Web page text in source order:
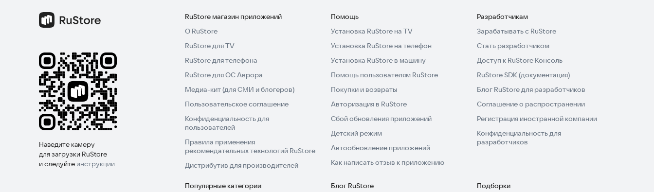
Наведите камеру
для загрузки RuStore
и следуйте инструкции
RuStore магазин приложений
О RuStore
RuStore для TV
RuStore для телефона
RuStore для ОС Аврора
Медиа-кит (для СМИ и блогеров)
Пользовательское соглашение
Конфиденциальность для
пользователей
Правила применения
рекомендательных технологий RuStore
Дистрибутив для производителей
Помощь
Установка RuStore на TV
Установка RuStore на телефон
Установка RuStore в машину
Помощь пользователям RuStore
Покупки и возвраты
Авторизация в RuStore
Сбой обновления приложений
Детский режим
Автообновление приложений
Как написать отзыв к приложению
Разработчикам
Зарабатывать с RuStore
Стать разработчиком
Доступ к RuStore Консоль
RuStore SDK (документация)
Блог RuStore для разработчиков
Соглашение о распространении
Регистрация иностранной компании
Конфиденциальность для
разработчиков
Популярные категории Блог RuStore Подборки